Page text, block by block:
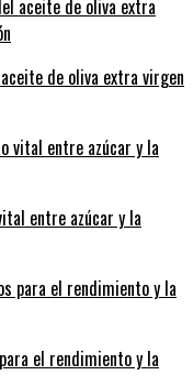
de oliva extra virgen
entre azúcar y la
el rendimiento y la